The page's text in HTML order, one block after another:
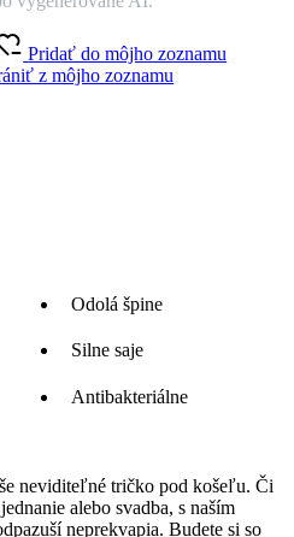
Pridať do môjho zoznamu
z môjho zoznamu
Odolá špine
Silne saje
Antibakteriálne
neviditeľné tričko pod košeľu. Či
alebo svadba, s naším
neprekvapia. Budete si so